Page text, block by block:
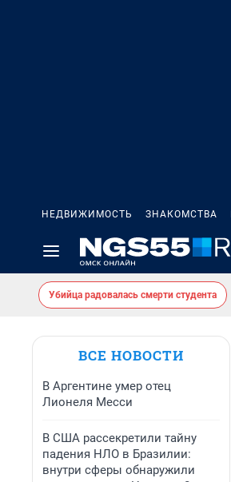
НЕДВИЖИМОСТЬ ЗНАКОМСТВА
Убийца радовалась смерти студента
ВСЕ НОВОСТИ
В Аргентине умер отец
Лионеля Месси
В США рассекретили тайну
падения НЛО в Бразилии:
внутри сферы обнаружили